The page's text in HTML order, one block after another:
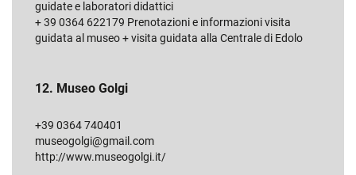
guidate e laboratori didattici
+ 39 0364 622179 Prenotazioni e informazioni visita
guidata al museo + visita guidata alla Centrale di Edolo
12. Museo Golgi
+39 0364 740401
museogolgi@gmail.com
http://www.museogolgi.it/